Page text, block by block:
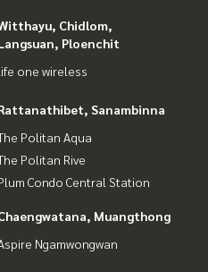
Chidlom,
Ploenchit
one wireless
Sanambinna
Politan Aqua
Politan Rive
Condo Central Station
Muangthong
Ngamwongwan